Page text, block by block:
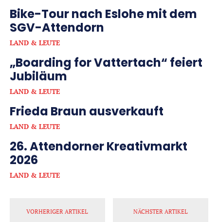
Bike-Tour nach Eslohe mit dem
SGV-Attendorn
LAND & LEUTE
„Boarding for Vattertach“ feiert
Jubiläum
LAND & LEUTE
Frieda Braun ausverkauft
LAND & LEUTE
26. Attendorner Kreativmarkt
2026
LAND & LEUTE
VORHERIGER ARTIKEL NÄCHSTER ARTIKEL